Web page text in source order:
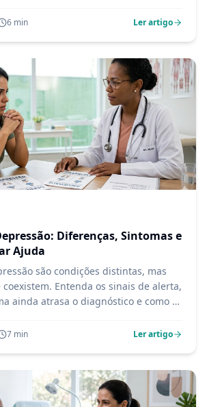
6 min Ler artigo
Diferenças, Sintomas e
Ajuda
são condições distintas, mas
Entenda os sinais de alerta,
ainda atrasa o diagnóstico e como o
7 min Ler artigo